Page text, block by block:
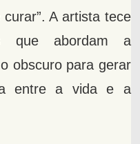
A artista tece
que abordam a
obscuro para gerar
entre a vida e a